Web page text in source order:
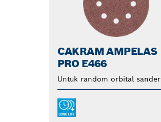
CAKRAM AMPELAS
PRO E466
Untuk random orbital sander